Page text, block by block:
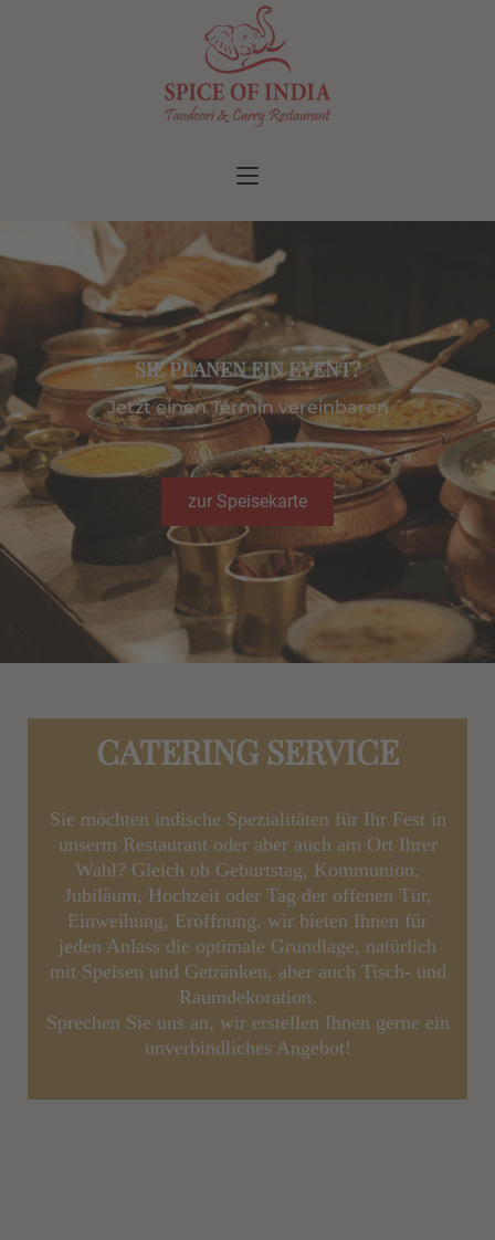
SIE PLANEN EIN EVENT?
Jetzt einen Termin vereinbaren
zur Speisekarte
CATERING SERVICE
Sie möchten indische Spezialitäten für Ihr Fest in
unserm Restaurant oder aber auch am Ort Ihrer
Wahl? Gleich ob Geburtstag, Kommunion,
Jubiläum, Hochzeit oder Tag der offenen Tür,
Einweihung, Eröffnung, wir bieten Ihnen für
jeden Anlass die optimale Grundlage, natürlich
mit Speisen und Getränken, aber auch Tisch- und
Raumdekoration.
Sprechen Sie uns an, wir erstellen Ihnen gerne ein
unverbindliches Angebot!